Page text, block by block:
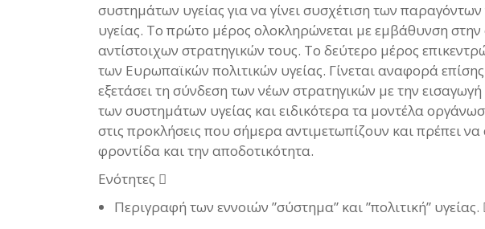
συστημάτων υγείας για να γίνει συσχέτιση των
υγείας. Το πρώτο μέρος ολοκληρώνεται με εμβάθυνση
αντίστοιχων στρατηγικών τους. Το δεύτερο μέρος
των Ευρωπαϊκών πολιτικών υγείας. Γίνεται αναφορά
εξετάσει τη σύνδεση των νέων στρατηγικών με την
των συστημάτων υγείας και ειδικότερα τα μοντέλα
στις προκλήσεις που σήμερα αντιμετωπίζουν και πρέπει
φροντίδα και την αποδοτικότητα.
Ενότητες 
Περιγραφή των εννοιών ”σύστημα” και ”πολιτική” υγείας.